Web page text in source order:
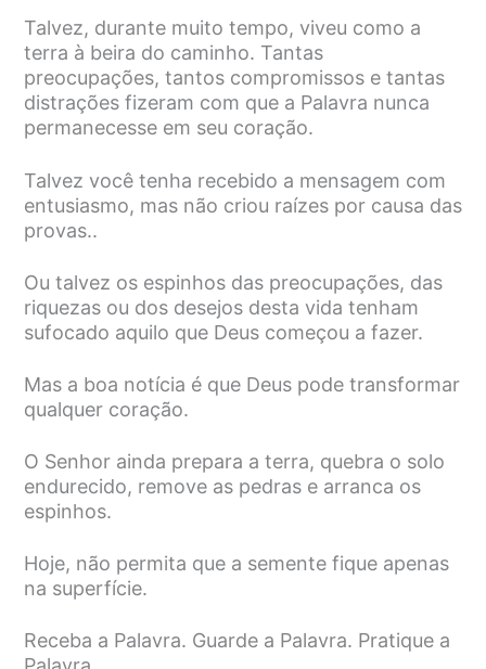
Talvez, durante muito tempo, viveu como a
terra à beira do caminho. Tantas
preocupações, tantos compromissos e tantas
distrações fizeram com que a Palavra nunca
permanecesse em seu coração.
Talvez você tenha recebido a mensagem com
entusiasmo, mas não criou raízes por causa das
provas..
Ou talvez os espinhos das preocupações, das
riquezas ou dos desejos desta vida tenham
sufocado aquilo que Deus começou a fazer.
Mas a boa notícia é que Deus pode transformar
qualquer coração.
O Senhor ainda prepara a terra, quebra o solo
endurecido, remove as pedras e arranca os
espinhos.
Hoje, não permita que a semente fique apenas
na superfície.
Receba a Palavra. Guarde a Palavra. Pratique a